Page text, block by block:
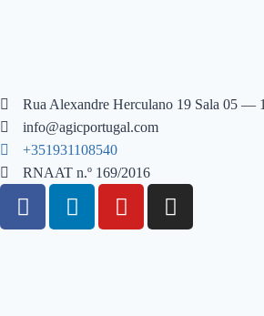
Rua Alexandre Herculano 19 Sala 05 —
info@agicportugal.com
+351931108540
RNAAT n.º 169/2016